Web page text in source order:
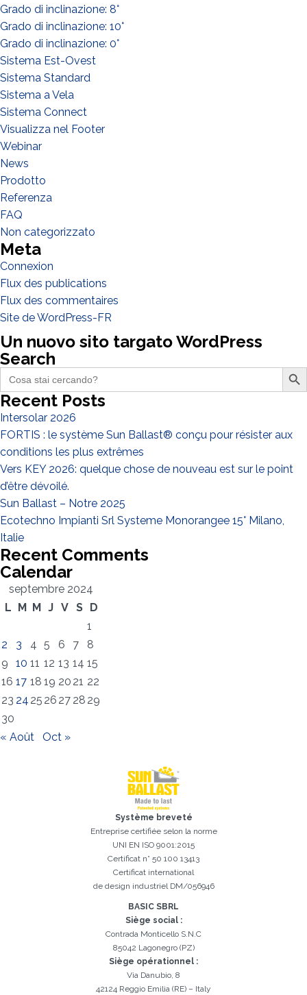
Grado di inclinazione: 8°
Grado di inclinazione: 10°
Grado di inclinazione: 0°
Sistema Est-Ovest
Sistema Standard
Sistema a Vela
Sistema Connect
Visualizza nel Footer
Webinar
News
Prodotto
Referenza
FAQ
Non categorizzato
Meta
Connexion
Flux des publications
Flux des commentaires
Site de WordPress-FR
Un nuovo sito targato WordPress
Search
Search
for:
Search Button
Recent Posts
Intersolar 2026
FORTIS : le système Sun Ballast® conçu pour résister aux
conditions les plus extrêmes
Vers KEY 2026: quelque chose de nouveau est sur le point
d’être dévoilé.
Sun Ballast – Notre 2025
Ecotechno Impianti Srl Systeme Monorangee 15° Milano,
Italie
Recent Comments
Calendar
septembre 2024
L M M J V S
D
1
2
3 4 5 6 7
8
9
10 11 12 13 14 15
16 17 18 19 20 21 22
23 24 25 26 27 28 29
30
« Août
Oct »
Le champ Téléphone est obligatoire
Il est essentiel d'accepter la politique de confidentialité
Inscription réussi. Vérifiez votre boîte e-mail pour procéder à
Désolé, vous avez rencontré l'erreur suivante:
Système breveté
Entreprise certifiée selon la norme
UNI EN ISO 9001:2015
Certificat n° 50 100 13413
Certificat international
de design industriel DM/056946
BASIC SBRL
Siège social :
Contrada Monticello S.N.C
85042 Lagonegro (PZ)
Siège opérationnel :
Via Danubio, 8
42124 Reggio Emilia (RE) – Italy